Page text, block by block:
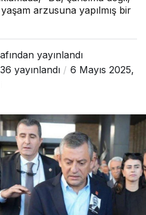
arzusuna yapılmış bir
yayınlandı
yayınlandı
6 Mayıs 2025,